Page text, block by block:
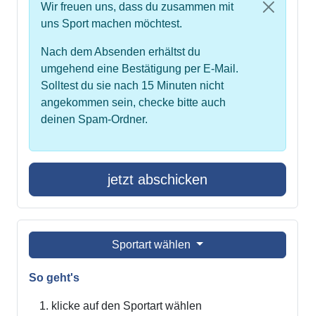
Wir freuen uns, dass du zusammen mit
uns Sport machen möchtest.
Nach dem Absenden erhältst du
umgehend eine Bestätigung per E-Mail.
Solltest du sie nach 15 Minuten nicht
angekommen sein, checke bitte auch
deinen Spam-Ordner.
jetzt abschicken
Sportart wählen
So geht's
klicke auf den Sportart wählen